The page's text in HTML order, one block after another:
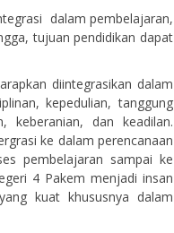
dalam pembelajaran,
tujuan pendidikan dapat
diintegrasikan dalam
kepedulian, tanggung
keberanian, dan keadilan.
ke dalam perencanaan
pembelajaran sampai ke
4 Pakem menjadi insan
kuat khususnya dalam